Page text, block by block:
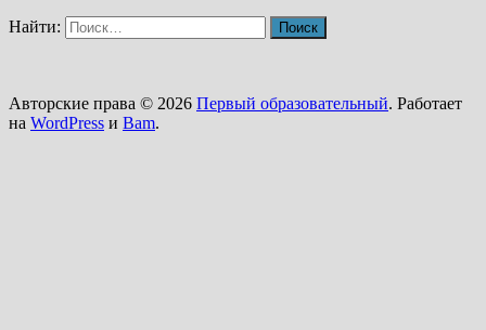
Найти:
Авторские права © 2026 Первый образовательный. Работает
на WordPress и Bam.